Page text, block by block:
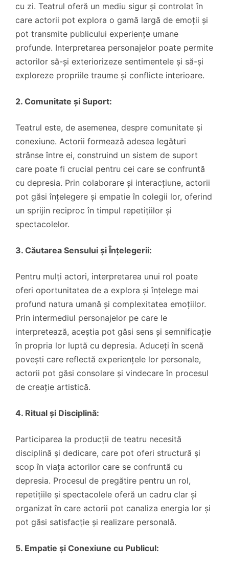
cu zi. Teatrul oferă un mediu sigur și controlat în
care actorii pot explora o gamă largă de emoții și
pot transmite publicului experiențe umane
profunde. Interpretarea personajelor poate permite
actorilor să-și exteriorizeze sentimentele și să-și
exploreze propriile traume și conflicte interioare.
2. Comunitate și Suport:
Teatrul este, de asemenea, despre comunitate și
conexiune. Actorii formează adesea legături
strânse între ei, construind un sistem de suport
care poate fi crucial pentru cei care se confruntă
cu depresia. Prin colaborare și interacțiune, actorii
pot găsi înțelegere și empatie în colegii lor, oferind
un sprijin reciproc în timpul repetițiilor și
spectacolelor.
3. Căutarea Sensului și Înțelegerii:
Pentru mulți actori, interpretarea unui rol poate
oferi oportunitatea de a explora și înțelege mai
profund natura umană și complexitatea emoțiilor.
Prin intermediul personajelor pe care le
interpretează, aceștia pot găsi sens și semnificație
în propria lor luptă cu depresia. Aduceți în scenă
povești care reflectă experiențele lor personale,
actorii pot găsi consolare și vindecare în procesul
de creație artistică.
4. Ritual și Disciplină:
Participarea la producții de teatru necesită
disciplină și dedicare, care pot oferi structură și
scop în viața actorilor care se confruntă cu
depresia. Procesul de pregătire pentru un rol,
repetițiile și spectacolele oferă un cadru clar și
organizat în care actorii pot canaliza energia lor și
pot găsi satisfacție și realizare personală.
5. Empatie și Conexiune cu Publicul: